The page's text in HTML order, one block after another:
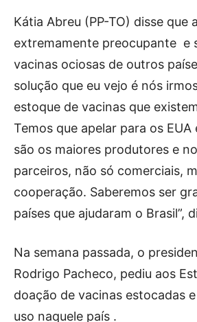
Kátia Abreu (PP-TO) disse que
extremamente preocupante e
vacinas ociosas de outros
solução que eu vejo é nós
estoque de vacinas que
Temos que apelar para os EUA
são os maiores produtores e
parceiros, não só comerciais,
cooperação. Saberemos ser
países que ajudaram o Brasil”,
Na semana passada, o
Rodrigo Pacheco, pediu aos
doação de vacinas estocadas
uso naquele país .